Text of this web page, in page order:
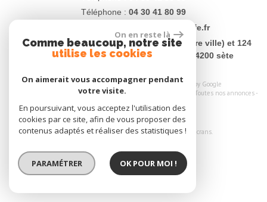
Téléphone : 04 30 41 80 99
contact@proprietesdugolfe.fr
Adresse :4 Quai Charles Lemaresquier (centre ville) et 124
rue Jean Vilar (plages - La Corniche) - 34200 sète
© 2026 | Tous droits réservés | Traduction powered by Google
Mentions légales-Nos honoraires Toutes nos annonces-
Site internet compatible multi-supports,
un seul site adaptable à tous les types d'écrans.
On en reste là
Comme beaucoup, notre site
utilise les cookies
On aimerait vous accompagner pendant
votre visite.
En poursuivant, vous acceptez l'utilisation des
cookies par ce site, afin de vous proposer des
contenus adaptés et réaliser des statistiques !
PARAMÉTRER OK POUR MOI !